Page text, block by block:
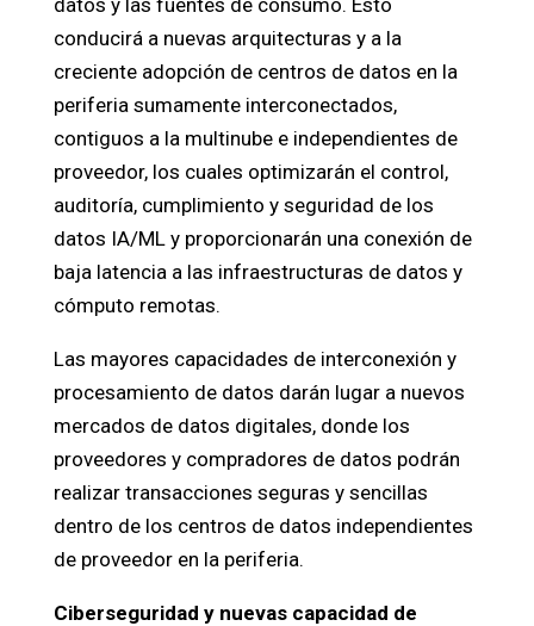
datos y las fuentes de consumo. Esto
conducirá a nuevas arquitecturas y a la
creciente adopción de centros de datos en la
periferia sumamente interconectados,
contiguos a la multinube e independientes de
proveedor, los cuales optimizarán el control,
auditoría, cumplimiento y seguridad de los
datos IA/ML y proporcionarán una conexión de
baja latencia a las infraestructuras de datos y
cómputo remotas.
Las mayores capacidades de interconexión y
procesamiento de datos darán lugar a nuevos
mercados de datos digitales, donde los
proveedores y compradores de datos podrán
realizar transacciones seguras y sencillas
dentro de los centros de datos independientes
de proveedor en la periferia.
Ciberseguridad y nuevas capacidad de